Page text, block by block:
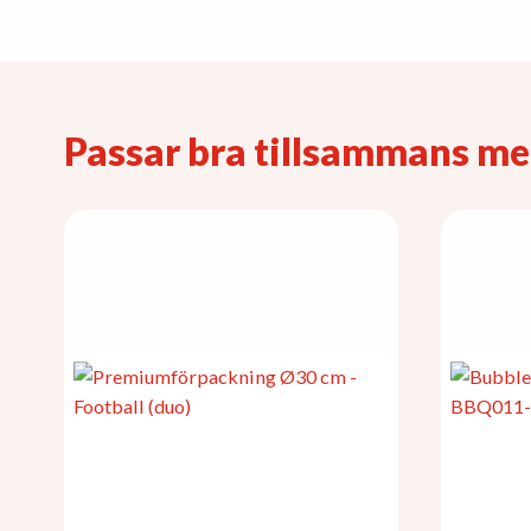
Passar bra tillsammans